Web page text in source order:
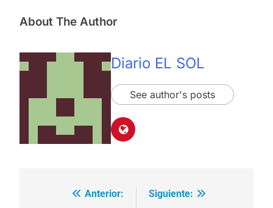
About The Author
Diario EL SOL
See author's posts
Navegación
Anterior:
Siguiente: